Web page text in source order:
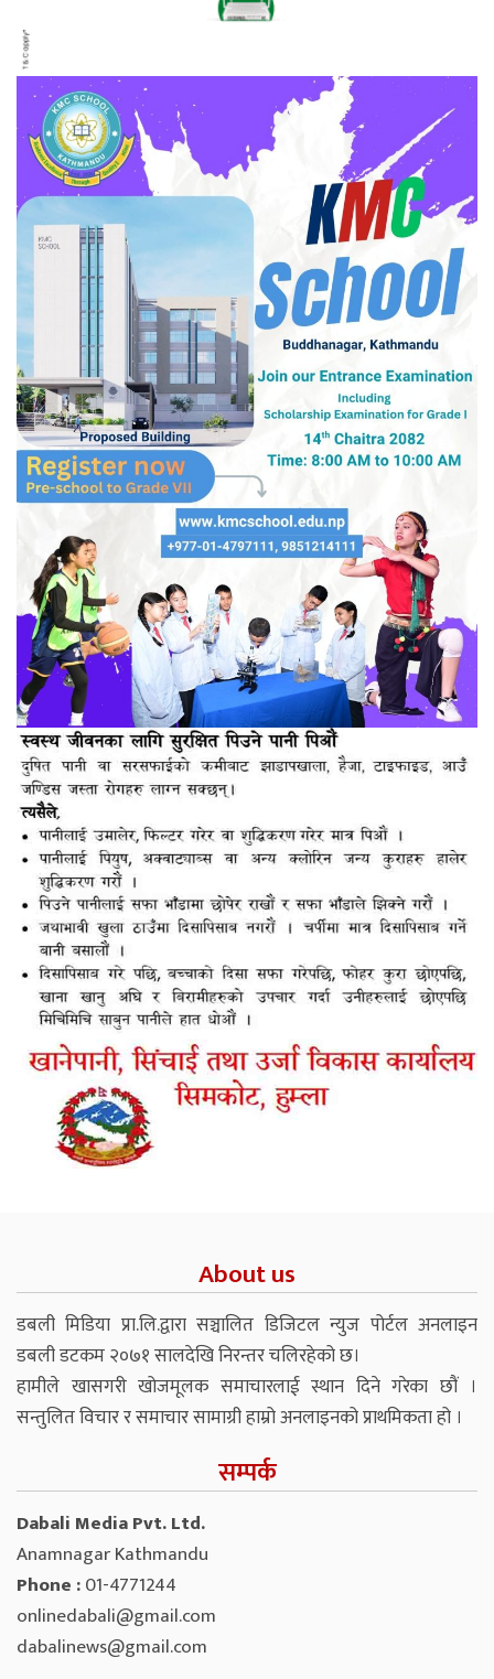
About us
डबली मिडिया प्रा.लि.द्वारा सञ्चालित डिजिटल न्युज पोर्टल अनलाइन
डबली डटकम २०७१ सालदेखि निरन्तर चलिरहेको छ।
हामीले खासगरी खोजमूलक समाचारलाई स्थान दिने गरेका छौं ।
सन्तुलित विचार र समाचार सामाग्री हाम्रो अनलाइनको प्राथमिकता हो ।
सम्पर्क
Dabali Media Pvt. Ltd.
Anamnagar Kathmandu
Phone :01-4771244
onlinedabali@gmail.com
dabalinews@gmail.com